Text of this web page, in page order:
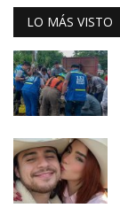
LO MÁS VISTO